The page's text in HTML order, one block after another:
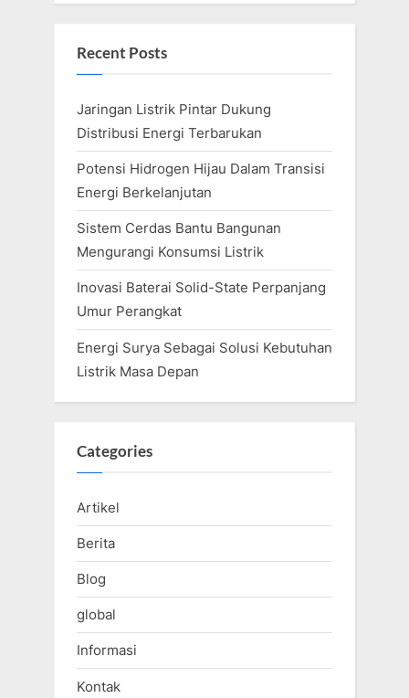
Recent Posts
Jaringan Listrik Pintar Dukung
Distribusi Energi Terbarukan
Potensi Hidrogen Hijau Dalam Transisi
Energi Berkelanjutan
Sistem Cerdas Bantu Bangunan
Mengurangi Konsumsi Listrik
Inovasi Baterai Solid-State Perpanjang
Umur Perangkat
Energi Surya Sebagai Solusi Kebutuhan
Listrik Masa Depan
Categories
Artikel
Berita
Blog
global
Informasi
Kontak